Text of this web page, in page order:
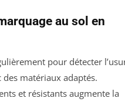
au sol en
pour détecter
matériaux adaptés.
et résistants augmente la